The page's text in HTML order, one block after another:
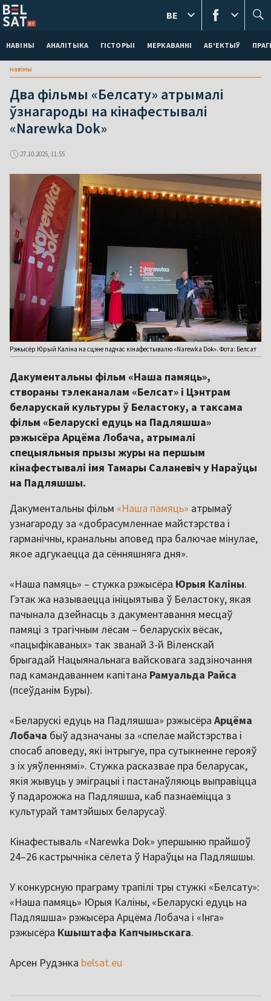
НАВІНЫ АНАЛІТЫКА ГІСТОРЫІ МЕРКАВАННI АБ'ЕКТЫЎ
BE
навіны
Два фільмы «Белсату» атрымалі
ўзнагароды на кінафестывалі
«Narewka Dok»
27.10.2025, 11:55
Рэжысёр Юрый Каліна на сцэне падчас кінафестывалю «Narewka Dok». Фота: Белсат
Дакументальны фільм «Наша памяць»,
створаны тэлеканалам «Белсат» і Цэнтрам
беларускай культуры ў Беластоку, а таксама
фільм «Беларускі едуць на Падляшша»
рэжысёра Арцёма Лобача, атрымалі
спецыяльныя прызы журы на першым
кінафестывалі імя Тамары Саланевіч у Нараўцы
на Падляшшы.
Дакументальны фільм «Наша памяць» атрымаў
узнагароду за «добрасумленнае майстэрства і
гарманічны, кранальны аповед пра балючае мінулае,
якое адгукаецца да сённяшняга дня».
«Наша памяць» – стужка рэжысёра Юрыя Каліны.
Гэтак жа называецца ініцыятыва ў Беластоку, якая
пачынала дзейнасць з дакументавання месцаў
памяці з трагічным лёсам – беларускіх вёсак,
«пацыфікаваных» так званай 3-й Віленскай
брыгадай Нацыянальнага вайсковага задзіночання
пад камандаваннем капітана Рамуальда Райса
(псеўданім Буры).
«Беларускі едуць на Падляшша» рэжысёра Арцёма
Лобача быў адзначаны за «спелае майстэрства і
спосаб аповеду, які інтрыгуе, пра сутыкненне герояў
з іх уяўленнямі». Стужка расказвае пра беларусак,
якія жывуць у эміграцыі і пастанаўляюць выправіцца
ў падарожжа на Падляшша, каб пазнаёміцца з
культурай тамтэйшых беларусаў.
Кінафестываль «Narewka Dok» упершыню прайшоў
24–26 кастрычніка сёлета ў Нараўцы на Падляшшы.
У конкурсную праграму трапілі тры стужкі «Белсату»:
«Наша памяць» Юрыя Каліны, «Беларускі едуць на
Падляшша» рэжысёра Арцёма Лобача і «Інга»
рэжысёра Кшыштафа Капчыньскага.
Арсен Рудэнка belsat.eu